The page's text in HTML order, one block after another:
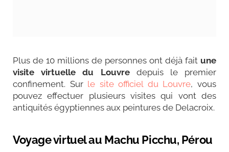
Plus de 10 millions de personnes ont déjà fait une
visite virtuelle du Louvredepuis le premier
confinement. Sur le site officiel du Louvre, vous
pouvez effectuer plusieurs visites qui vont des
antiquités égyptiennes aux peintures de Delacroix.
Voyage virtuel au Machu Picchu, Pérou